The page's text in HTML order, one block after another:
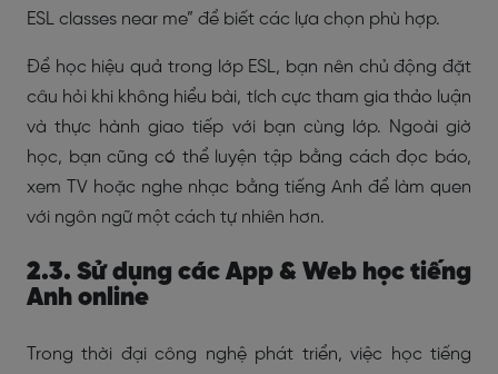
ESL classes near me” để biết các lựa chọn phù hợp.
Để học hiệu quả trong lớp ESL, bạn nên chủ động đặt
câu hỏi khi không hiểu bài, tích cực tham gia thảo luận
và thực hành giao tiếp với bạn cùng lớp. Ngoài giờ
học, bạn cũng có thể luyện tập bằng cách đọc báo,
xem TV hoặc nghe nhạc bằng tiếng Anh để làm quen
với ngôn ngữ một cách tự nhiên hơn.
2.3. Sử dụng các App & Web học tiếng
Anh online
Trong thời đại công nghệ phát triển, việc học tiếng